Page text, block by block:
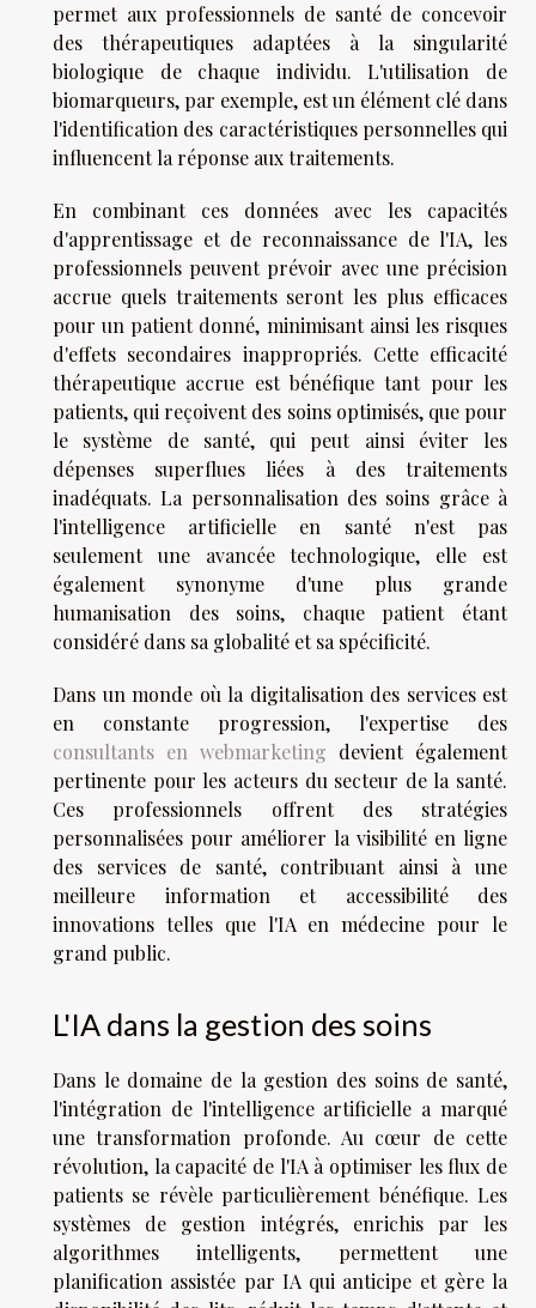
permet aux professionnels de santé de concevoir
des thérapeutiques adaptées à la singularité
biologique de chaque individu. L'utilisation de
biomarqueurs, par exemple, est un élément clé dans
l'identification des caractéristiques personnelles qui
influencent la réponse aux traitements.
En combinant ces données avec les capacités
d'apprentissage et de reconnaissance de l'IA, les
professionnels peuvent prévoir avec une précision
accrue quels traitements seront les plus efficaces
pour un patient donné, minimisant ainsi les risques
d'effets secondaires inappropriés. Cette efficacité
thérapeutique accrue est bénéfique tant pour les
patients, qui reçoivent des soins optimisés, que pour
le système de santé, qui peut ainsi éviter les
dépenses superflues liées à des traitements
inadéquats. La personnalisation des soins grâce à
l'intelligence artificielle en santé n'est pas
seulement une avancée technologique, elle est
également synonyme d'une plus grande
humanisation des soins, chaque patient étant
considéré dans sa globalité et sa spécificité.
Dans un monde où la digitalisation des services est
en constante progression, l'expertise des
consultants en webmarketing devient également
pertinente pour les acteurs du secteur de la santé.
Ces professionnels offrent des stratégies
personnalisées pour améliorer la visibilité en ligne
des services de santé, contribuant ainsi à une
meilleure information et accessibilité des
innovations telles que l'IA en médecine pour le
grand public.
L'IA dans la gestion des soins
Dans le domaine de la gestion des soins de santé,
l'intégration de l'intelligence artificielle a marqué
une transformation profonde. Au cœur de cette
révolution, la capacité de l'IA à optimiser les flux de
patients se révèle particulièrement bénéfique. Les
systèmes de gestion intégrés, enrichis par les
algorithmes intelligents, permettent une
planification assistée par IA qui anticipe et gère la